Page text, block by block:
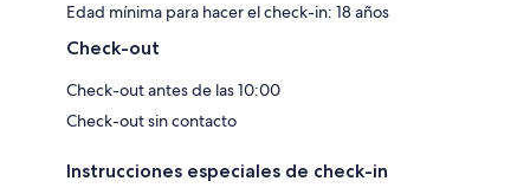
Edad mínima para hacer el check-in: 18 años
Check-out
Check-out antes de las 10:00
Check-out sin contacto
Instrucciones especiales de check-in